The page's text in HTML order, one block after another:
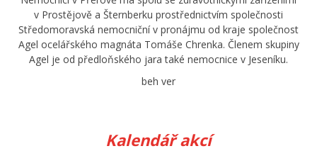
v Prostějově a Šternberku prostřednictvím společnosti
Středomoravská nemocniční v pronájmu od kraje společnost
Agel ocelářského magnáta Tomáše Chrenka. Členem skupiny
Agel je od předloňského jara také nemocnice v Jeseníku.
beh ver
Kalendář akcí